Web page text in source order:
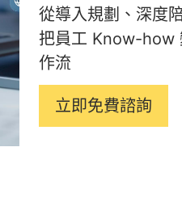
從導入規劃、深度
把員工 Know-how
作流
立即免費諮詢